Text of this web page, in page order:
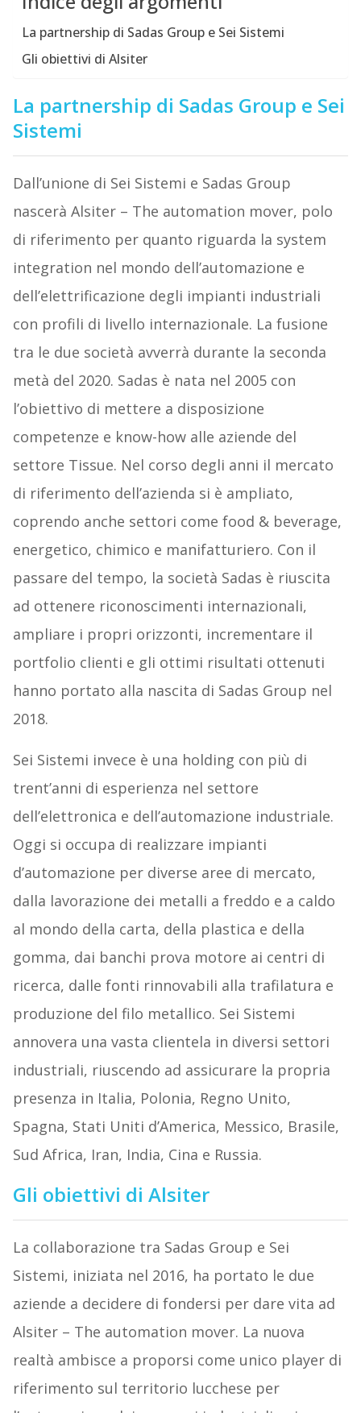
La partnership di Sadas Group e Sei Sistemi
Gli obiettivi di Alsiter
La partnership di Sadas Group e Sei
Sistemi
Dall’unione di Sei Sistemi e Sadas Group
nascerà Alsiter – The automation mover, polo
di riferimento per quanto riguarda la system
integration nel mondo dell’automazione e
dell’elettrificazione degli impianti industriali
con profili di livello internazionale. La fusione
tra le due società avverrà durante la seconda
metà del 2020. Sadas è nata nel 2005 con
l’obiettivo di mettere a disposizione
competenze e know-how alle aziende del
settore Tissue. Nel corso degli anni il mercato
di riferimento dell’azienda si è ampliato,
coprendo anche settori come food & beverage,
energetico, chimico e manifatturiero. Con il
passare del tempo, la società Sadas è riuscita
ad ottenere riconoscimenti internazionali,
ampliare i propri orizzonti, incrementare il
portfolio clienti e gli ottimi risultati ottenuti
hanno portato alla nascita di Sadas Group nel
2018.
Sei Sistemi invece è una holding con più di
trent’anni di esperienza nel settore
dell’elettronica e dell’automazione industriale.
Oggi si occupa di realizzare impianti
d’automazione per diverse aree di mercato,
dalla lavorazione dei metalli a freddo e a caldo
al mondo della carta, della plastica e della
gomma, dai banchi prova motore ai centri di
ricerca, dalle fonti rinnovabili alla trafilatura e
produzione del filo metallico. Sei Sistemi
annovera una vasta clientela in diversi settori
industriali, riuscendo ad assicurare la propria
presenza in Italia, Polonia, Regno Unito,
Spagna, Stati Uniti d’America, Messico, Brasile,
Sud Africa, Iran, India, Cina e Russia.
Gli obiettivi di Alsiter
La collaborazione tra Sadas Group e Sei
Sistemi, iniziata nel 2016, ha portato le due
aziende a decidere di fondersi per dare vita ad
Alsiter – The automation mover. La nuova
realtà ambisce a proporsi come unico player di
riferimento sul territorio lucchese per